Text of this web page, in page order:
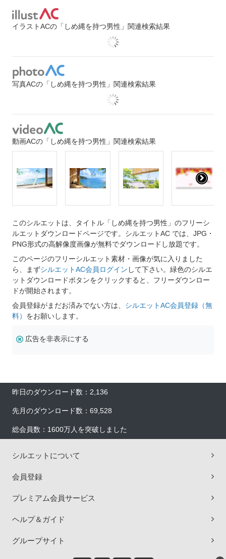
イラストACの「しめ縄を持つ男性」関連検索結果
写真ACの「しめ縄を持つ男性」関連検索結果
動画ACの「しめ縄を持つ男性」関連検索結果
このシルエットは、タイトル「しめ縄を持つ男性」のフリーシ
ルエットダウンロードページです。シルエットAC では、JPG・
PNG形式の高解像度画像が無料でダウンロードし放題です。
このページのフリーシルエット素材・画像が気に入りました
ら、まずシルエットAC会員ログイン して下さい。緑色のシルエ
ットダウンロードボタンをクリックすると、フリーダウンロー
ドが開始されます。
会員登録がまだお済みでない方は、 シルエットAC会員登録（無
料） をお願いします。
広告を非表示にする
昨日のダウンロード数：2,136
先月のダウンロード数：69,528
総会員数：1600万人を突破しました
シルエットについて
会員登録
プレミアム会員サービス
ヘルプ＆ガイド
グループサイト